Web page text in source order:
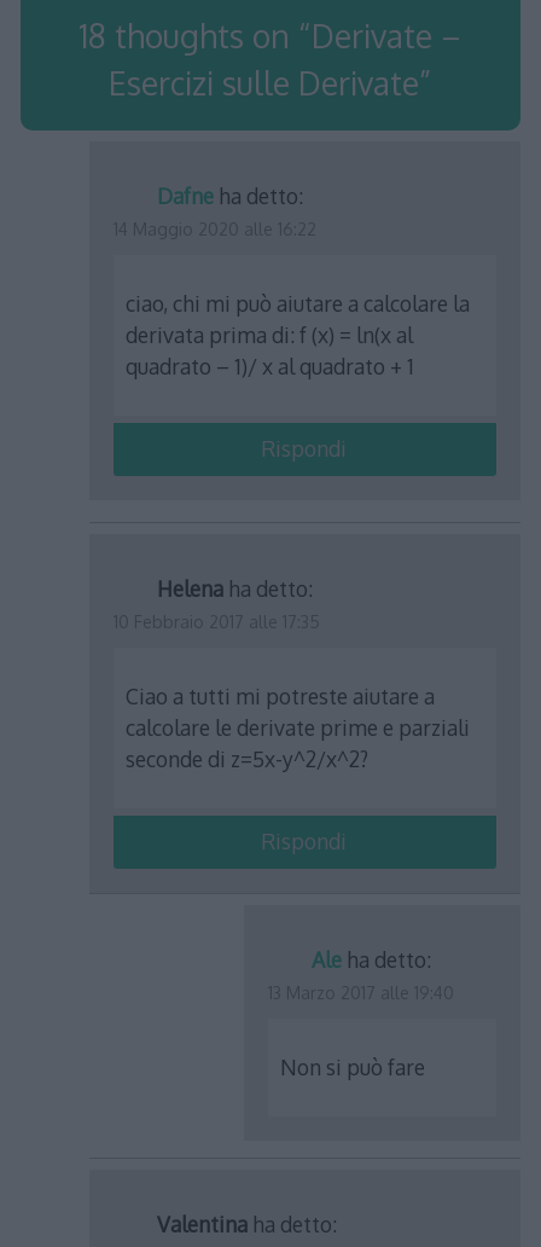
18 thoughts on “Derivate –
Esercizi sulle Derivate”
Dafne ha detto:
ciao, chi mi può aiutare a calcolare la
derivata prima di: f (x) = ln(x al
quadrato – 1)/ x al quadrato + 1
Rispondi
Helena ha detto:
Ciao a tutti mi potreste aiutare a
calcolare le derivate prime e parziali
seconde di z=5x-y^2/x^2?
Rispondi
Ale ha detto:
Non si può fare
Valentina ha detto: